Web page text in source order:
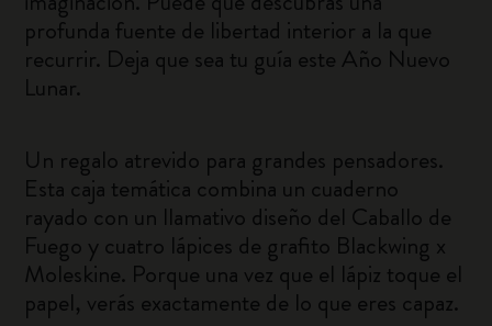
profunda fuente de libertad interior a la que
recurrir. Deja que sea tu guía este Año Nuevo
Lunar.
Un regalo atrevido para grandes pensadores.
Esta caja temática combina un cuaderno
rayado con un llamativo diseño del Caballo de
Fuego y cuatro lápices de grafito Blackwing x
Moleskine. Porque una vez que el lápiz toque el
papel, verás exactamente de lo que eres capaz.